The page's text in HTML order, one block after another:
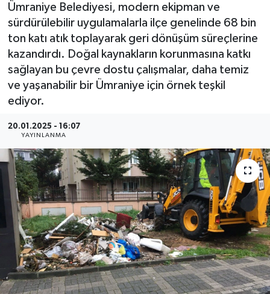
Ümraniye Belediyesi, modern ekipman ve
sürdürülebilir uygulamalarla ilçe genelinde 68 bin
ton katı atık toplayarak geri dönüşüm süreçlerine
kazandırdı. Doğal kaynakların korunmasına katkı
sağlayan bu çevre dostu çalışmalar, daha temiz
ve yaşanabilir bir Ümraniye için örnek teşkil
ediyor.
20.01.2025 - 16:07
YAYINLANMA
MAGAZİN
KÜLTÜR SANAT
SAĞLIK
BİLİM VE TEKNOLOJİ
OTOMOBİL
KURUMSAL
Son Dakika Haberleri
Haber Arşivi